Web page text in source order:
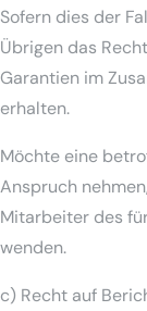
Sofern dies der
Übrigen das
Garantien im
erhalten.
Möchte eine
Anspruch
Mitarbeiter des
wenden.
c) Recht auf